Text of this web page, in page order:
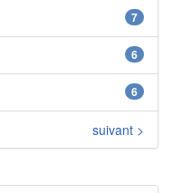
7
6
6
suivant >